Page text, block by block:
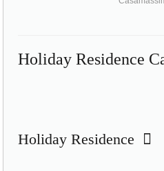
Holiday Residence
Holiday Residence